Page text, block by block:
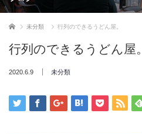
ホーム 未分類 行列のできるうどん屋。
行列のできるうどん屋。
2020.6.9 未分類